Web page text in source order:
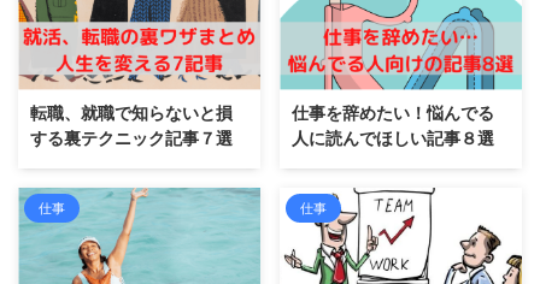
転職、就職で知らないと損
する裏テクニック記事７選
仕事を辞めたい！悩んでる
人に読んでほしい記事８選
仕事 仕事